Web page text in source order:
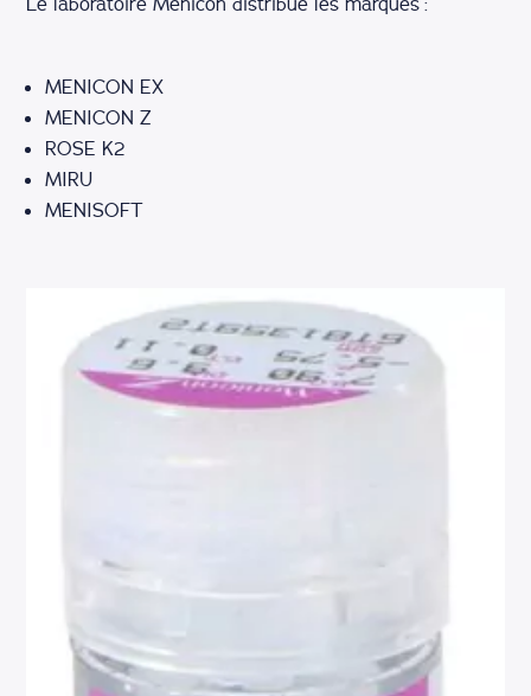
MENICON EX
MENICON Z
ROSE K2
MIRU
MENISOFT